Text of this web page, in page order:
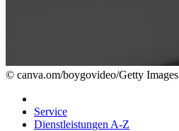
© canva.om/boygovideo/Getty Images
Service
Dienstleistungen A-Z